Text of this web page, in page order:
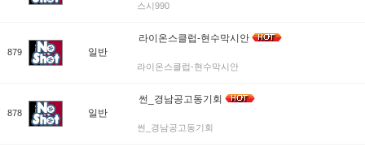
스시990
879 일반
라이온스클럽-현수막시안
라이온스클럽-현수막시안
878 일반
썬_경남공고동기회
썬_경남공고동기회